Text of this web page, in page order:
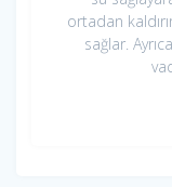
ortadan
sağlar.